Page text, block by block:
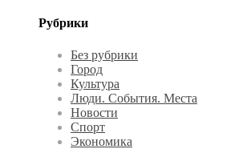
Рубрики
Без рубрики
Город
Культура
Люди. События. Места
Новости
Спорт
Экономика